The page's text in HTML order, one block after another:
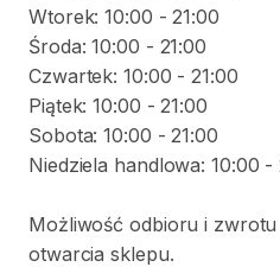
Wtorek: 10:00 - 21:00
Środa: 10:00 - 21:00
Czwartek: 10:00 - 21:00
Piątek: 10:00 - 21:00
Sobota: 10:00 - 21:00
Niedziela handlowa: 10:00 -
Możliwość odbioru i
otwarcia sklepu.